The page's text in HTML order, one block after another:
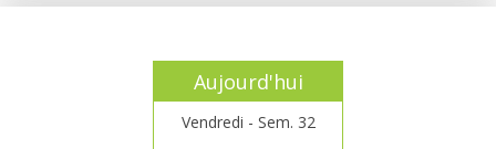
Aujourd'hui
Vendredi - Sem. 32